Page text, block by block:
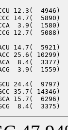
12.3(  4946)
14.7(  5890)
3.9(  1580)
12.7(
14.7(
25.6( 10299)
8.4(  3377)
3.9(  1559)
24.4(  9797)
35.7( 14346)
15.7(  6296)